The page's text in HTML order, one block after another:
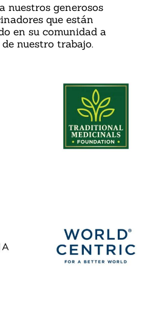
nuestros generosos
que están
en su comunidad a
nuestro trabajo.